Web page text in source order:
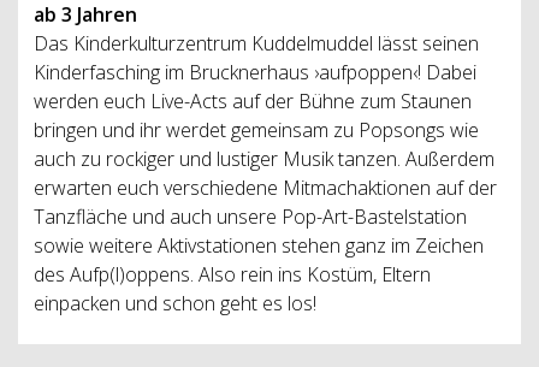
ab 3 Jahren
Das Kinderkulturzentrum Kuddelmuddel lässt seinen
Kinderfasching im Brucknerhaus ›aufpoppen‹! Dabei
werden euch Live-Acts auf der Bühne zum Staunen
bringen und ihr werdet gemeinsam zu Popsongs wie
auch zu rockiger und lustiger Musik tanzen. Außerdem
erwarten euch verschiedene Mitmachaktionen auf der
Tanzfläche und auch unsere Pop-Art-Bastelstation
sowie weitere Aktivstationen stehen ganz im Zeichen
des Aufp(l)oppens. Also rein ins Kostüm, Eltern
einpacken und schon geht es los!